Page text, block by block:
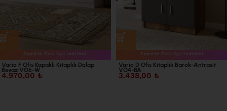
Sepette Özel Üye İndirimi
Vario F Ofis Kapaklı Kitaplık Dolap
Beyaz VO6-W
4.970,00 ₺
Sepette Özel Üye İndirimi
Vario D Ofis Kitaplık Barok-Antrasit
VO4-BA
3.438,00 ₺